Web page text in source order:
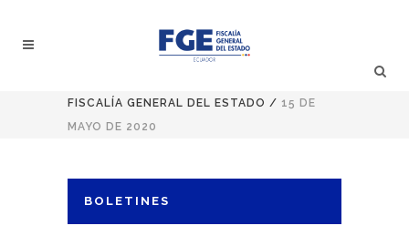
FISCALÍA GENERAL DEL ESTADO / 15 DE
MAYO DE 2020
BOLETINES